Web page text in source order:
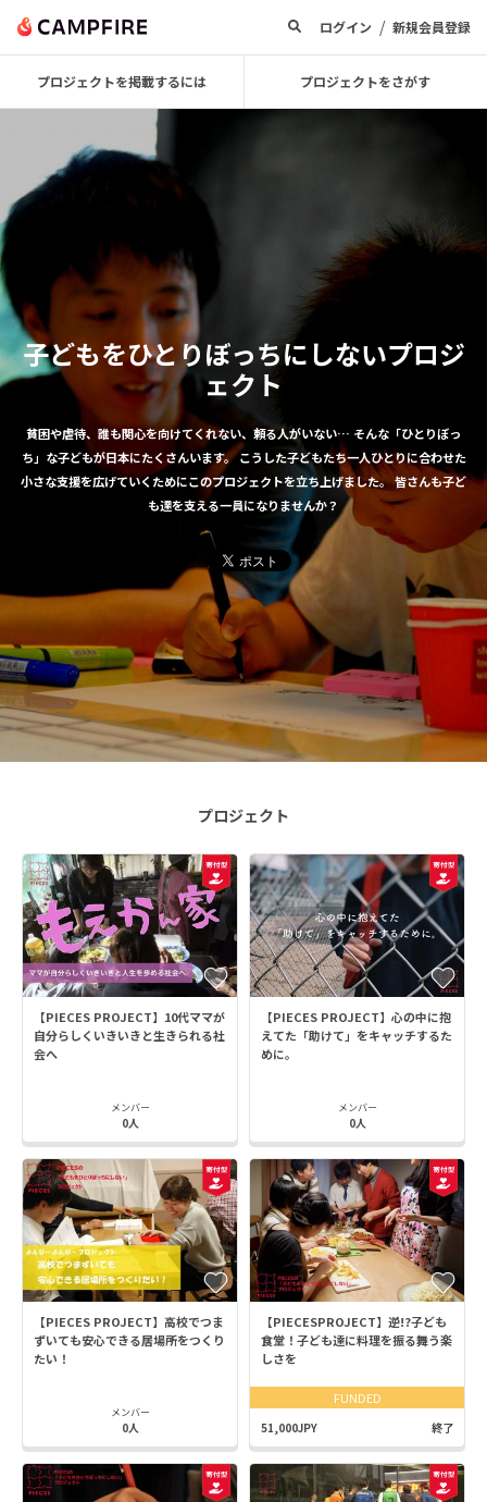
ログイン / 新規会員登録
プロジェクトを掲載するには プロジェクトをさがす
子どもをひとりぼっちにしないプロジ
ェクト
貧困や虐待、誰も関心を向けてくれない、頼る人がいない… そんな「ひとりぼっ
ち」な子どもが日本にたくさんいます。こうした子どもたち一人ひとりに合わせた
小さな支援を広げていくためにこのプロジェクトを立ち上げました。皆さんも子ど
も達を支える一員になりませんか？
プロジェクト
【PIECES PROJECT】10代ママが
自分らしくいきいきと生きられる社
会へ
メンバー
0人
【PIECES PROJECT】心の中に抱
えてた「助けて」をキャッチするた
めに。
メンバー
0人
【PIECES PROJECT】高校でつま
ずいても安心できる居場所をつくり
たい！
メンバー
0人
【PIECESPROJECT】逆!?子ども
食堂！子ども達に料理を振る舞う楽
しさを
FUNDED
51,000JPY 終了